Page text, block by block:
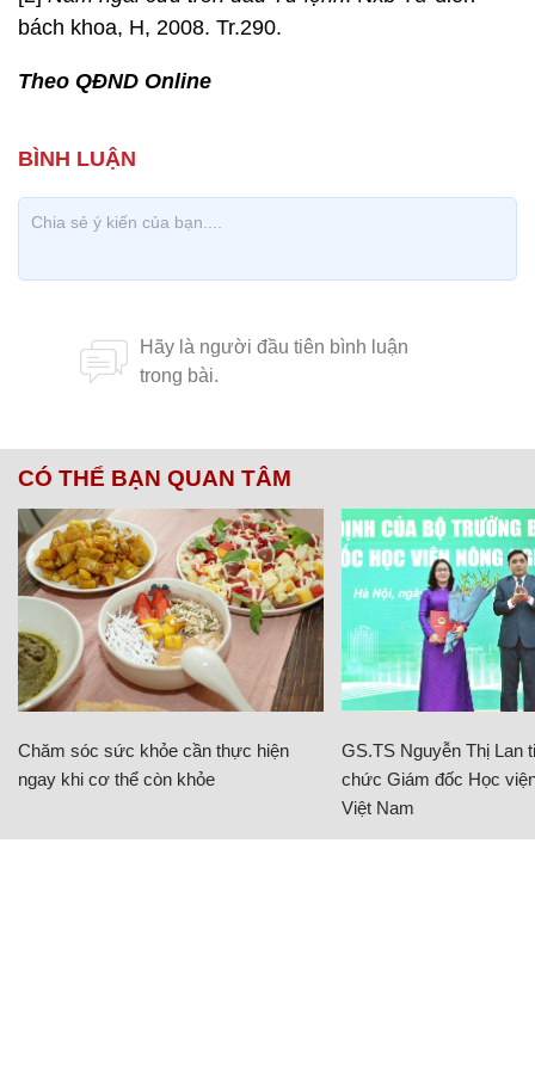
bách khoa, H, 2008. Tr.290.
Theo QĐND Online
CÓ THỂ BẠN QUAN TÂM
Chăm sóc sức khỏe cần thực hiện
ngay khi cơ thể còn khỏe
GS.TS Nguyễn Thị Lan
chức Giám đốc Học
Việt Nam